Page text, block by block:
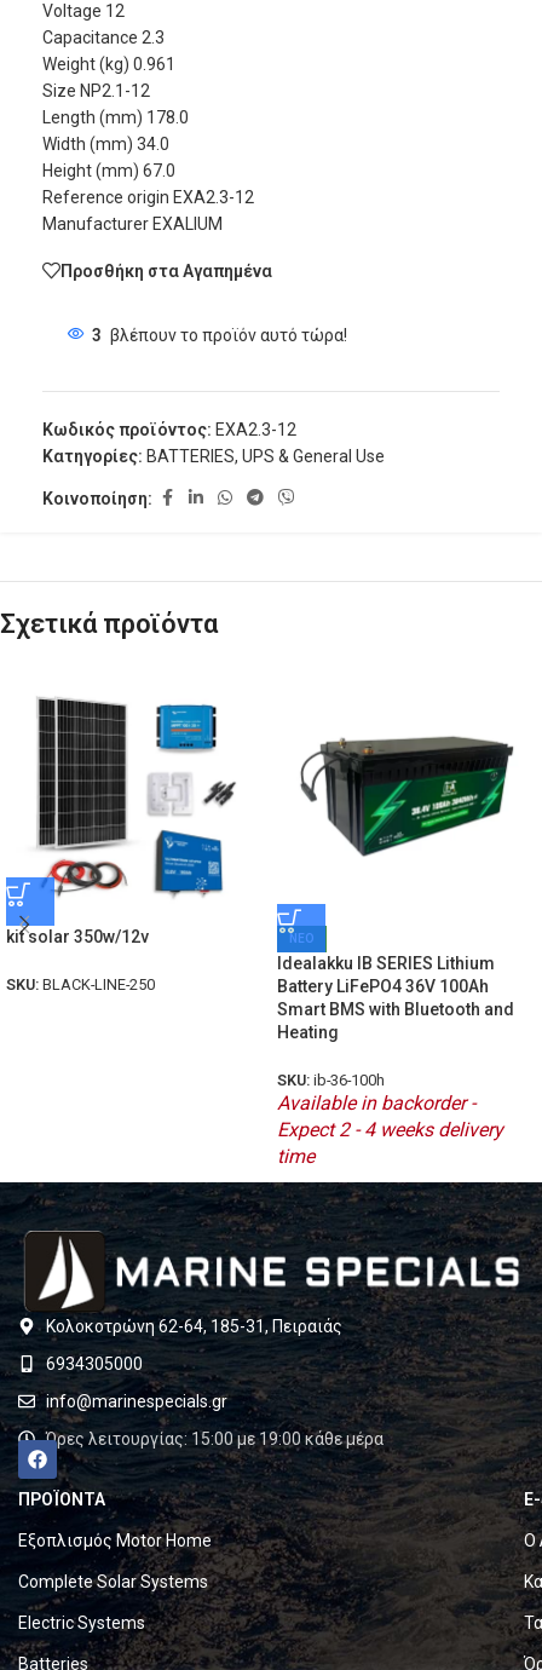
Voltage 12
Capacitance 2.3
Weight (kg) 0.961
Size NP2.1-12
Length (mm) 178.0
Width (mm) 34.0
Height (mm) 67.0
Reference origin EXA2.3-12
Manufacturer EXALIUM
Προσθήκη στα Αγαπημένα
3 βλέπουν το προϊόν αυτό τώρα!
Κωδικός προϊόντος: EXA2.3-12
Κατηγορίες: BATTERIES, UPS & General Use
Κοινοποίηση:
Σχετικά προϊόντα
kit solar 350w/12v
SKU: BLACK-LINE-250
ΝΕΟ
Idealakku IB SERIES Lithium
Battery LiFePO4 36V 100Ah
Smart BMS with Bluetooth and
Heating
SKU: ib-36-100h
Available in backorder -
Expect 2 - 4 weeks delivery
time
Κολοκοτρώνη 62-64, 185-31, Πειραιάς
6934305000
info@marinespecials.gr
Ώρες λειτουργίας: 15:00 με 19:00 κάθε μέρα
ΠΡΟΪΟΝΤΑ
Εξοπλισμός Motor Home
Complete Solar Systems
Electric Systems
Batteries
Ο